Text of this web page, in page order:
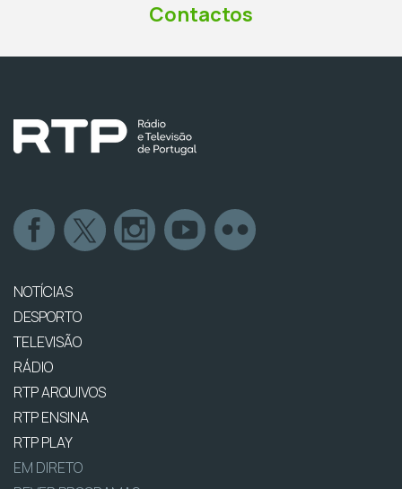
Contactos
NOTÍCIAS
DESPORTO
TELEVISÃO
RÁDIO
RTP ARQUIVOS
RTP ENSINA
RTP PLAY
EM DIRETO